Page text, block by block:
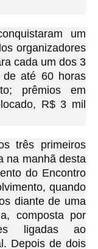
um
organizadores
cada um dos 3
de até 60 horas
prêmios em
R$ 3 mil
três primeiros
na manhã desta
do Encontro
quando
diante de uma
composta por
ligadas ao
Depois de dois